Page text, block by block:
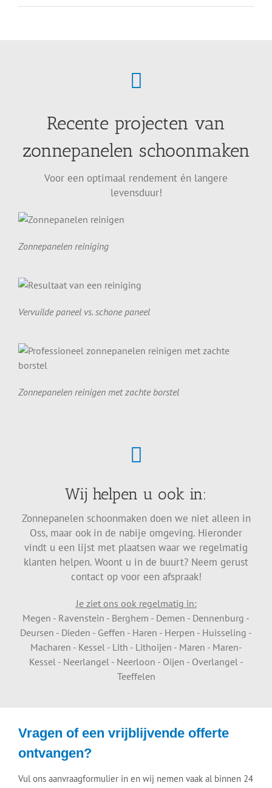
Recente projecten van
zonnepanelen schoonmaken
Voor een optimaal rendement én langere
levensduur!
Zonnepanelen reiniging
Vervuilde paneel vs. schone paneel
Zonnepanelen reinigen met zachte borstel
Wij helpen u ook in:
Zonnepanelen schoonmaken doen we niet alleen in
Oss, maar ook in de nabije omgeving. Hieronder
vindt u een lijst met plaatsen waar we regelmatig
klanten helpen. Woont u in de buurt? Neem gerust
contact op voor een afspraak!
Je ziet ons ook regelmatig in:
Megen - Ravenstein - Berghem - Demen - Dennenburg -
Deursen - Dieden - Geffen - Haren - Herpen - Huisseling -
Macharen - Kessel - Lith - Lithoijen - Maren - Maren-
Kessel - Neerlangel - Neerloon - Oijen - Overlangel -
Teeffelen
Vragen of een vrijblijvende offerte
ontvangen?
Vul ons aanvraagformulier in en wij nemen vaak al binnen 24